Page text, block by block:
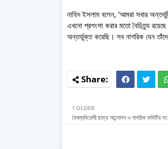
নাহিদ ইসলাম বলেন, ‘আমরা সবার
এখনো প্রশংসা করার মতো বৈচিত্র্য
অন্তর্ভুক্ত করেছি। সব নাগরিক যেন
OLDER
বৈষম্যবিরোধী ছাত্র আন্দোলন ও নাগরিক কমিটির